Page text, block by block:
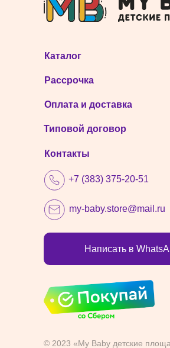
© 2023 «My Baby детские
Каталог
Контакты
+7 (383) 375-20-51
my-baby.store@mail.ru
Рассрочка
Оплата и доставка
Написать в
Типовой договор